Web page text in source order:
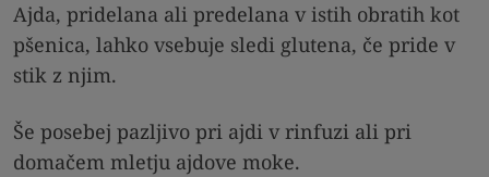
Ajda, pridelana ali predelana v istih obratih kot
pšenica, lahko vsebuje sledi glutena, če pride v
stik z njim.
Še posebej pazljivo pri ajdi v rinfuzi ali pri
domačem mletju ajdove moke.